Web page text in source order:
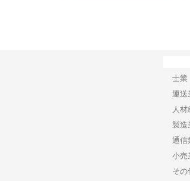
士業
運送
人材
製造
通信
小売
その